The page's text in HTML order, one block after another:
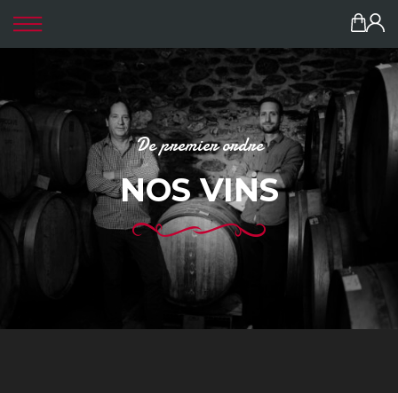
De premier ordre
NOS VINS